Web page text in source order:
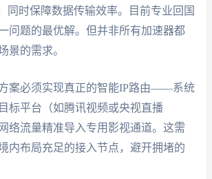
同时保障数据传输效率。目前专业回国
问题的最优解。但并非所有加速器都
景的需求。
案必须实现真正的智能IP路由——系统
标平台（如腾讯视频或央视直播
络流量精准导入专用影视通道。这需
内布局充足的接入节点，避开拥堵的